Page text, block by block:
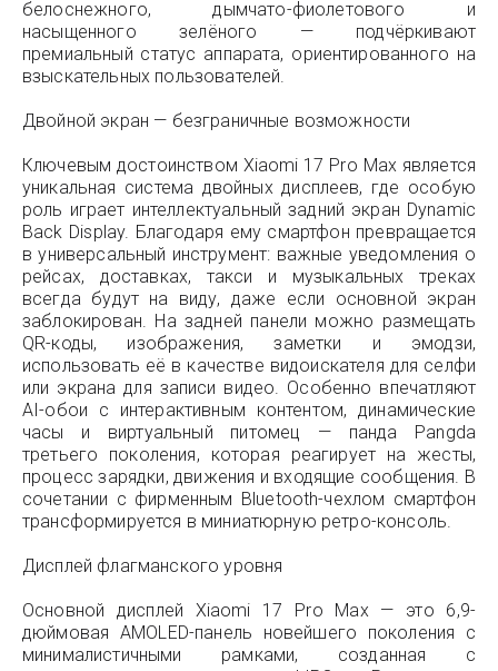
белоснежного, дымчато-фиолетового и
насыщенного зелёного — подчёркивают
премиальный статус аппарата, ориентированного на
взыскательных пользователей.
Двойной экран — безграничные возможности
Ключевым достоинством Xiaomi 17 Pro Max является
уникальная система двойных дисплеев, где особую
роль играет интеллектуальный задний экран Dynamic
Back Display. Благодаря ему смартфон превращается
в универсальный инструмент: важные уведомления о
рейсах, доставках, такси и музыкальных треках
всегда будут на виду, даже если основной экран
заблокирован. На задней панели можно размещать
QR-коды, изображения, заметки и эмодзи,
использовать её в качестве видоискателя для селфи
или экрана для записи видео. Особенно впечатляют
AI-обои с интерактивным контентом, динамические
часы и виртуальный питомец — панда Pangda
третьего поколения, которая реагирует на жесты,
процесс зарядки, движения и входящие сообщения. В
сочетании с фирменным Bluetooth-чехлом смартфон
трансформируется в миниатюрную ретро-консоль.
Дисплей флагманского уровня
Основной дисплей Xiaomi 17 Pro Max — это 6,9-
дюймовая AMOLED-панель новейшего поколения с
минималистичными рамками, созданная с